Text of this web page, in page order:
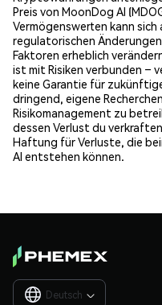
Preis von MoonDog AI
Vermögenswerten kann
regulatorischen
Faktoren erheblich
ist mit Risiken verbunden –
keine Garantie für
dringend, eigene
Risikomanagement zu
dessen Verlust du
Haftung für Verluste, die
AI entstehen können.
Deutsch 